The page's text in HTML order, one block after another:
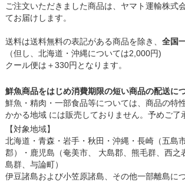
ご注文いただきました商品は、ヤマト運輸株式
てお届けします。
送料は送料無料の表記がある商品を除き、 全国
（但し、北海道・沖縄については2,000円)
クール便は＋330円となります。
鮮魚商品をはじめ消費期限の短い商品の配送に
鮮魚・精肉・一部食品等については、商品の特
かかる地域 には販売しておりません。予めご了
【対象地域】
北海道・青森・岩手・秋田・沖縄・長崎（五島
郡）・鹿児島（奄美市、 大島郡、熊毛群、西之
島群、与論町）
伊豆諸島および小笠原諸島、その他一部離島に